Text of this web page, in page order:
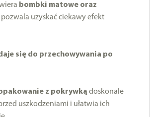
bombki matowe oraz
pozwala uzyskać ciekawy efekt
się do przechowywania po
z pokrywką doskonale
uszkodzeniami i ułatwia ich